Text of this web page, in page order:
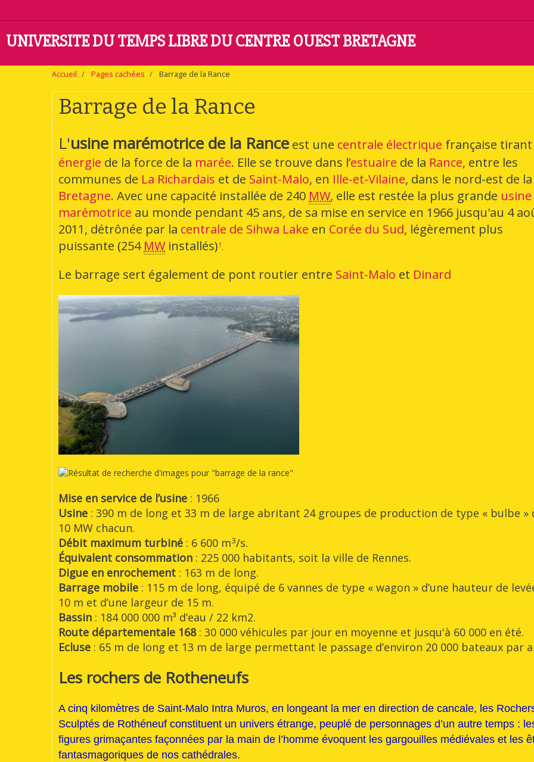
UNIVERSITE DU TEMPS LIBRE DU CENTRE OUEST BRETAGNE
Accueil Pages cachées Barrage de la Rance
Barrage de la Rance
L'usine marémotrice de la Rance est une centrale électrique française
énergie de la force de la marée. Elle se trouve dans l’estuaire de la Rance, entre les
communes de La Richardais et de Saint-Malo, en Ille-et-Vilaine, dans le nord-est de la
Bretagne. Avec une capacité installée de 240 MW, elle est restée la plus grande usine
marémotrice au monde pendant 45 ans, de sa mise en service en 1966 jusqu'au 4
2011, détrônée par la centrale de Sihwa Lake en Corée du Sud, légèrement plus
puissante (254 MW installés)1 .
Le barrage sert également de pont routier entre Saint-Malo et Dinard
Mise en service de l’usine : 1966
Usine : 390 m de long et 33 m de large abritant 24 groupes de production de type « bulbe »
10 MW chacun.
Débit maximum turbiné : 6 600 m3/s.
Équivalent consommation : 225 000 habitants, soit la ville de Rennes.
Digue en enrochement : 163 m de long.
Barrage mobile : 115 m de long, équipé de 6 vannes de type « wagon » d’une hauteur de
10 m et d’une largeur de 15 m.
Bassin : 184 000 000 m³ d’eau / 22 km2.
Route départementale 168: 30 000 véhicules par jour en moyenne et jusqu'à 60 000 en été.
Ecluse : 65 m de long et 13 m de large permettant le passage d’environ 20 000 bateaux par
Les rochers de Rotheneufs
A cinq kilomètres de Saint-Malo Intra Muros, en longeant la mer en direction de cancale, les
Sculptés de Rothéneuf constituent un univers étrange, peuplé de personnages d’un autre temps :
figures grimaçantes façonnées par la main de l’homme évoquent les gargouilles médiévales et les
fantasmagoriques de nos cathédrales.